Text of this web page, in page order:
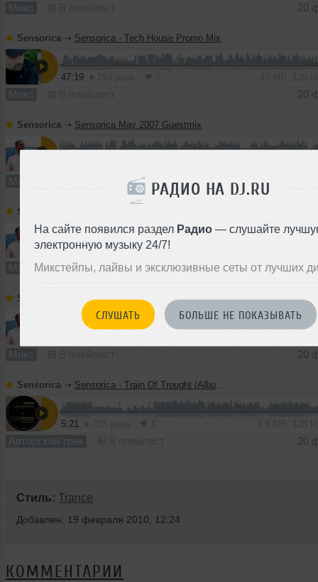
РАДИО НА DJ.RU
На сайте появился раздел Радио — слушайте
электронную музыку 24/7!
Микстейпы, лайвы и эксклюзивные сеты от лучших
СЛУШАТЬ БОЛЬШЕ НЕ ПОКАЗЫВАТЬ
Микс 20
Sensorica ➝ Sensorica - Tech House Promo Mix
47:19
Микс 20
Sensorica ➝ Sensorica May 2007 Guestmix
Микс В плейлист (в 1 плейлисте)
Sensorica
61:13 51 раз 3
Микс В плейлист 20
Sensorica Sensorica February 2007 Promo Mix
Микс 20
Sensorica ➝ Sensorica - Train Of Trought (Album version)
5:21
Авторский трек 20
Стиль: Trance
Добавлен: 19 февраля 2010, 12:24
КОММЕНТАРИИ